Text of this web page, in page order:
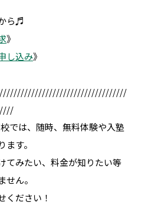
ら♬
》
し込み》
では、随時、無料体験や入塾
す。
てみたい、料金が知りたい等
せん。
ください！